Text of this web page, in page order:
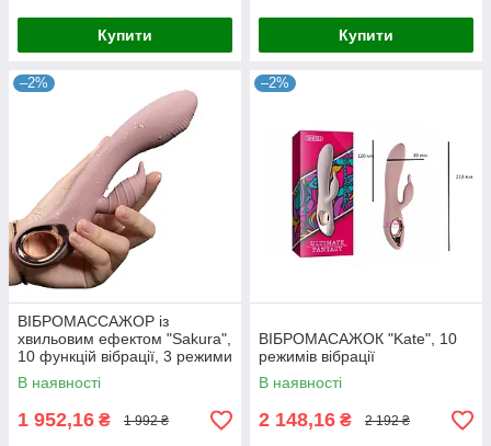
Купити Купити
–2%
ВІБРОМАССАЖОР із
хвильовим ефектом "Sakura",
10 функцій вібрації, 3 режими
переминання
В наявності
1 952,16 ₴ 1 992 ₴
–2%
ВІБРОМАСАЖОК "Kate", 10
режимів вібрації
В наявності
2 148,16 ₴ 2 192 ₴